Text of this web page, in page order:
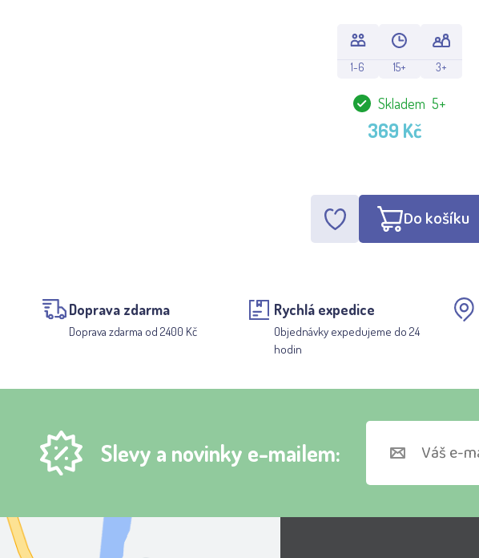
1-6 15+ 3+
Skladem 5+
369 Kč
Do košíku
Doprava zdarma
Doprava zdarma od 2400 Kč
Rychlá expedice
Objednávky expedujeme do 24
hodin
Slevy a novinky e-mailem: